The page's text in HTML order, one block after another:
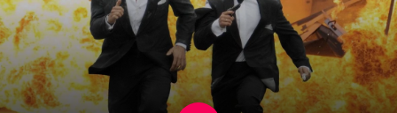
دکوراسیون و چیدمان
غذا
رستوران گردی
آشپزی